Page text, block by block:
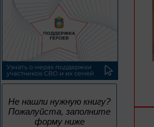
Не нашли нужную книгу?
Пожалуйста, заполните
форму ниже